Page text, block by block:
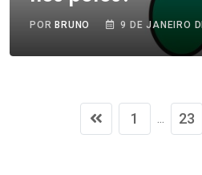
PORBRUNO 9 DE JANEIRO
1 23